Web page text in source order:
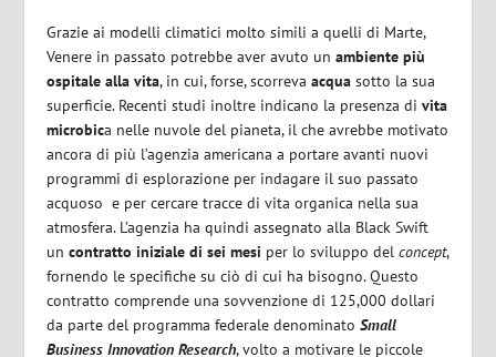
Grazie ai modelli climatici molto simili a quelli di Marte,
Venere in passato potrebbe aver avuto unambiente più
ospitale alla vita, in cui, forse, scorrevaacqua sotto la sua
superficie. Recenti studi inoltre indicano la presenza divita
microbica nelle nuvole del pianeta, il che avrebbe motivato
ancora di più l’agenzia americana a portare avanti nuovi
programmi di esplorazione per indagare il suo passato
acquoso e per cercare tracce di vita organica nella sua
atmosfera. L’agenzia ha quindi assegnato alla Black Swift
uncontratto iniziale di sei mesi per lo sviluppo delconcept,
fornendo le specifiche su ciò di cui ha bisogno. Questo
contratto comprende una sovvenzione di 125,000 dollari
da parte del programma federale denominatoSmall
Business Innovation Research, volto a motivare le piccole